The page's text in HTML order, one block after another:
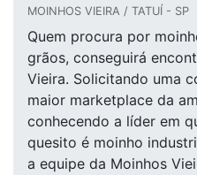
MOINHOS VIEIRA / TATUÍ - SP
Quem procura por
grãos, conseguirá
Vieira. Solicitando uma
maior marketplace da
conhecendo a líder em
quesito é moinho
a equipe da Moinhos